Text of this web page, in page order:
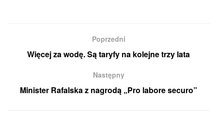
Poprzedni
Więcej za wodę. Są taryfy na kolejne trzy lata
Następny
Minister Rafalska z nagrodą „Pro labore securo”